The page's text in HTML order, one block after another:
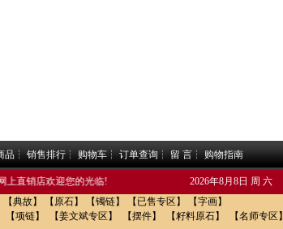
品 ┆ 销售排行 ┆ 购物车 ┆ 订单查询 ┆ 留 言 ┆ 购物指南
上直销店欢迎您的光临!
2026年8月8日 周 六
【典故】 【原石】 【镯链】 【已售专区】
【字画】
【项链】 【姜文斌专区】 【摆件】 【籽料原石】 【名师专区】